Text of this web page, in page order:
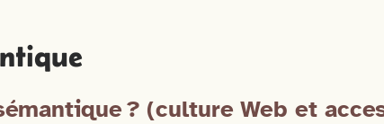
? (culture Web et